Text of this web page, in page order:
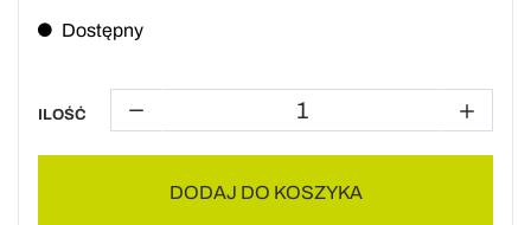
Dostępny
ILOŚĆ
DODAJ DO KOSZYKA